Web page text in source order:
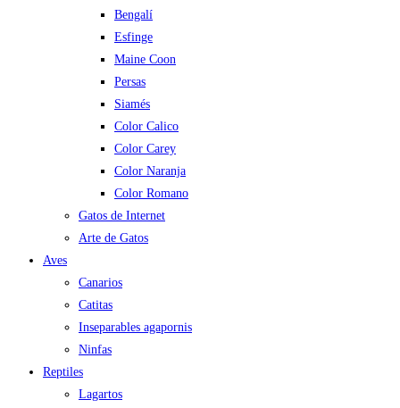
Bengalí
Esfinge
Maine Coon
Persas
Siamés
Color Calico
Color Carey
Color Naranja
Color Romano
Gatos de Internet
Arte de Gatos
Aves
Canarios
Catitas
Inseparables agapornis
Ninfas
Reptiles
Lagartos